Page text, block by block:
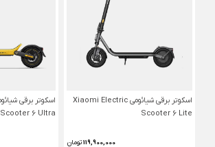
اسکوتر برقی شیائومی Xiaomi Electric
Scooter 6 Lite
119,900,000تومان
Scooter 6 Ultra